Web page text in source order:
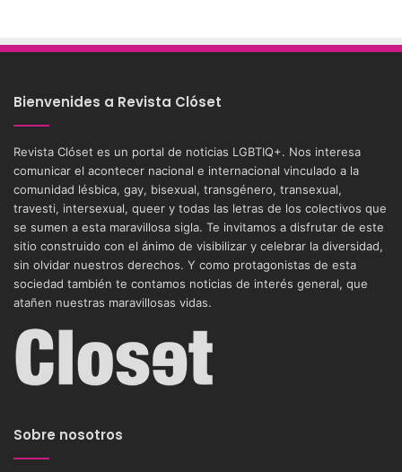
Bienvenides a Revista Clóset
Revista Clóset es un portal de noticias LGBTIQ+. Nos interesa
comunicar el acontecer nacional e internacional vinculado a la
comunidad lésbica, gay, bisexual, transgénero, transexual,
travesti, intersexual, queer y todas las letras de los colectivos que
se sumen a esta maravillosa sigla. Te invitamos a disfrutar de este
sitio construido con el ánimo de visibilizar y celebrar la diversidad,
sin olvidar nuestros derechos. Y como protagonistas de esta
sociedad también te contamos noticias de interés general, que
atañen nuestras maravillosas vidas.
Sobre nosotros